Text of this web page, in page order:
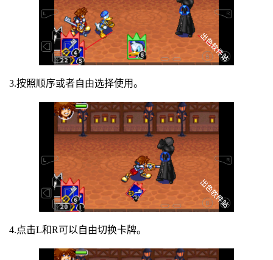
3.按照顺序或者自由选择使用。
4.点击L和R可以自由切换卡牌。